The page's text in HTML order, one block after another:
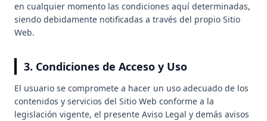
en cualquier momento las condiciones aquí determinadas,
siendo debidamente notificadas a través del propio Sitio
Web.
3. Condiciones de Acceso y Uso
El usuario se compromete a hacer un uso adecuado de los
contenidos y servicios del Sitio Web conforme a la
legislación vigente, el presente Aviso Legal y demás avisos